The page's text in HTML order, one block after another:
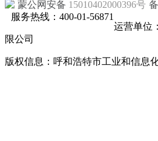
蒙公网安备 15010402000396号
服务热线：400-01-56871
运营单位
限公司
版权信息：呼和浩特市工业和信息